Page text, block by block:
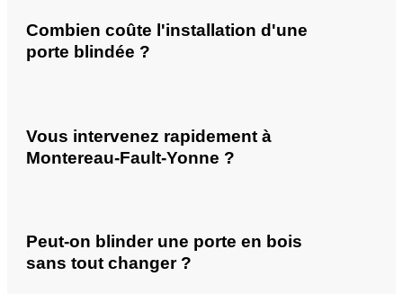
Combien coûte l'installation d'une
porte blindée ?
Vous intervenez rapidement à
Montereau-Fault-Yonne ?
Peut-on blinder une porte en bois
sans tout changer ?